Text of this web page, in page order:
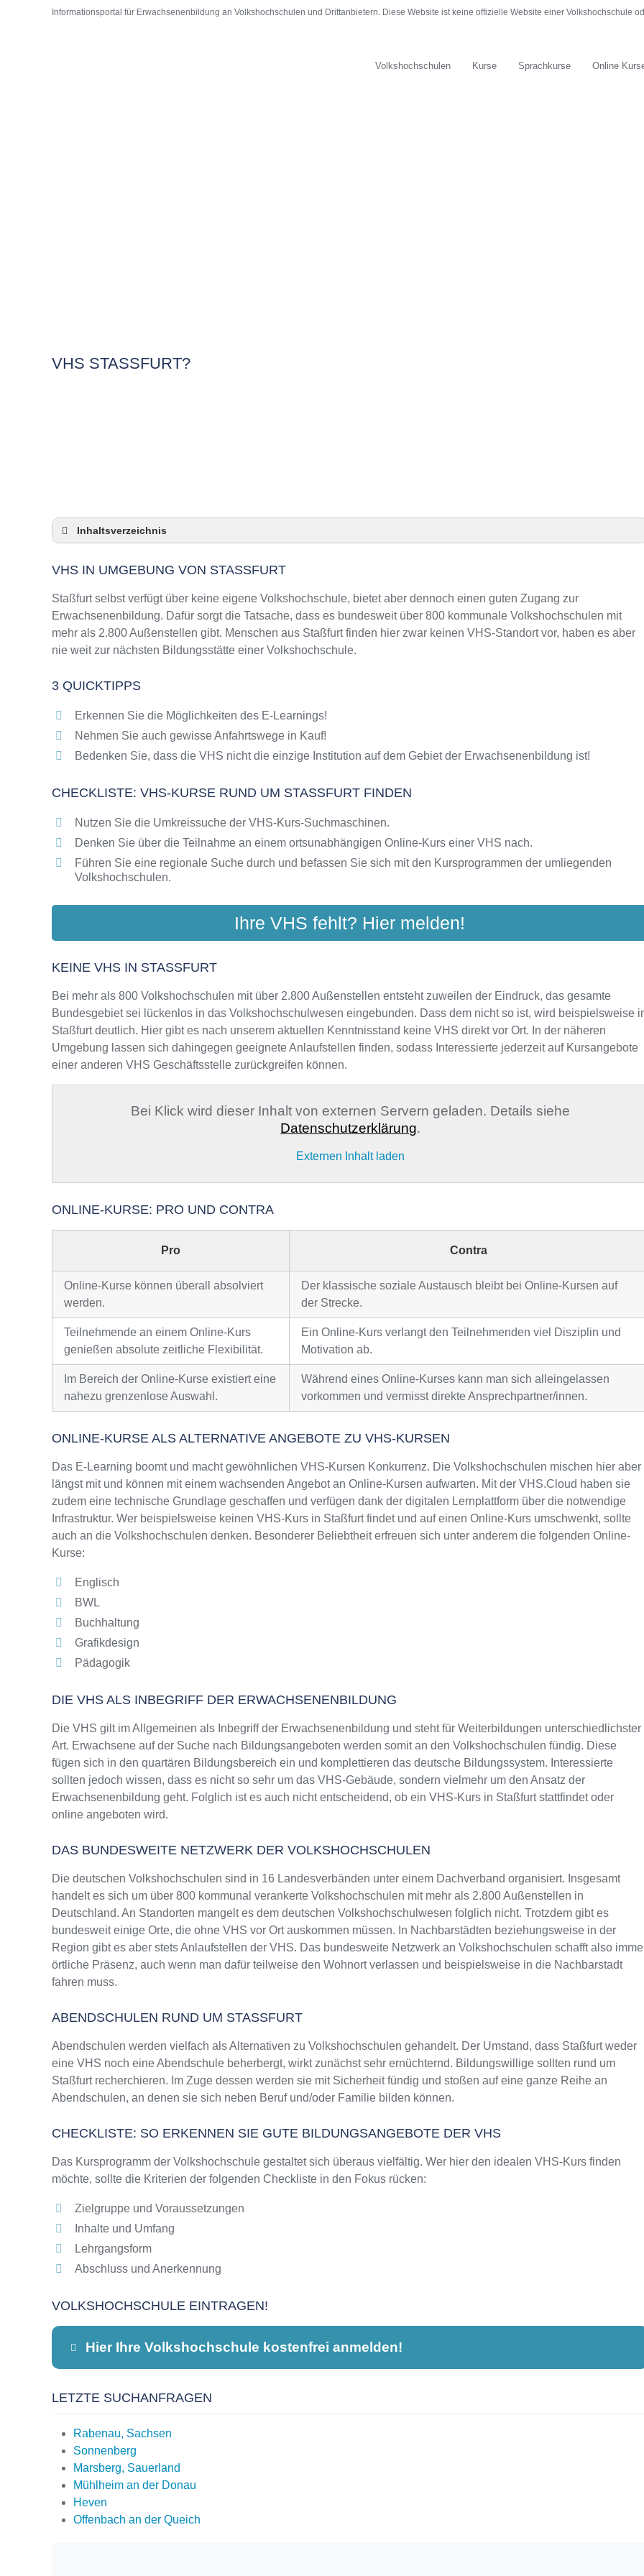
Informationsportal für Erwachsenenbildung an Volkshochschulen und Drittanbietern. Diese Website ist keine offizielle Website einer Volkshochschule
Volkshochschulen Kurse Sprachkurse Online
VHS STASSFURT?
Inhaltsverzeichnis
3 Quicktipps
Checkliste: VHS-Kurse rund um Staßfurt finden
Keine VHS in Staßfurt
Online-Kurse: Pro und Contra
Online-Kurse als alternative Angebote zu VHS-Kursen
Das bundesweite Netzwerk der Volkshochschulen
Abendschulen rund um Staßfurt
Checkliste: So erkennen Sie gute Bildungsangebote der VHS
VHS IN UMGEBUNG VON STASSFURT
Staßfurt selbst verfügt über keine eigene Volkshochschule, bietet aber dennoch einen guten Zugang zur
Erwachsenenbildung. Dafür sorgt die Tatsache, dass es bundesweit über 800 kommunale Volkshochschulen mit
mehr als 2.800 Außenstellen gibt. Menschen aus Staßfurt finden hier zwar keinen VHS-Standort vor, haben es aber
nie weit zur nächsten Bildungsstätte einer Volkshochschule.
3 QUICKTIPPS
Erkennen Sie die Möglichkeiten des E-Learnings!
Nehmen Sie auch gewisse Anfahrtswege in Kauf!
Bedenken Sie, dass die VHS nicht die einzige Institution auf dem Gebiet der Erwachsenenbildung ist!
CHECKLISTE: VHS-KURSE RUND UM STASSFURT FINDEN
Nutzen Sie die Umkreissuche der VHS-Kurs-Suchmaschinen.
Denken Sie über die Teilnahme an einem ortsunabhängigen Online-Kurs einer VHS nach.
Führen Sie eine regionale Suche durch und befassen Sie sich mit den Kursprogrammen der umliegenden
Volkshochschulen.
Ihre VHS fehlt? Hier melden!
KEINE VHS IN STASSFURT
Bei mehr als 800 Volkshochschulen mit über 2.800 Außenstellen entsteht zuweilen der Eindruck, das gesamte
Bundesgebiet sei lückenlos in das Volkshochschulwesen eingebunden. Dass dem nicht so ist, wird beispielsweise
Staßfurt deutlich. Hier gibt es nach unserem aktuellen Kenntnisstand keine VHS direkt vor Ort. In der näheren
Umgebung lassen sich dahingegen geeignete Anlaufstellen finden, sodass Interessierte jederzeit auf Kursangebote
einer anderen VHS Geschäftsstelle zurückgreifen können.
Bei Klick wird dieser Inhalt von externen Servern geladen. Details siehe
Datenschutzerklärung.
Externen Inhalt laden
ONLINE-KURSE: PRO UND CONTRA
Pro Contra
Online-Kurse können überall absolviert
werden.
Der klassische soziale Austausch bleibt bei Online-Kursen auf
der Strecke.
Teilnehmende an einem Online-Kurs
genießen absolute zeitliche Flexibilität.
Ein Online-Kurs verlangt den Teilnehmenden viel Disziplin und
Motivation ab.
Im Bereich der Online-Kurse existiert eine
nahezu grenzenlose Auswahl.
Während eines Online-Kurses kann man sich alleingelassen
vorkommen und vermisst direkte Ansprechpartner/innen.
ONLINE-KURSE ALS ALTERNATIVE ANGEBOTE ZU VHS-KURSEN
Das E-Learning boomt und macht gewöhnlichen VHS-Kursen Konkurrenz. Die Volkshochschulen mischen hier aber
längst mit und können mit einem wachsenden Angebot an Online-Kursen aufwarten. Mit der VHS.Cloud haben sie
zudem eine technische Grundlage geschaffen und verfügen dank der digitalen Lernplattform über die notwendige
Infrastruktur. Wer beispielsweise keinen VHS-Kurs in Staßfurt findet und auf einen Online-Kurs umschwenkt, sollte
auch an die Volkshochschulen denken. Besonderer Beliebtheit erfreuen sich unter anderem die folgenden Online-
Kurse:
Englisch
BWL
Buchhaltung
Grafikdesign
Pädagogik
DIE VHS ALS INBEGRIFF DER ERWACHSENENBILDUNG
Die VHS gilt im Allgemeinen als Inbegriff der Erwachsenenbildung und steht für Weiterbildungen unterschiedlichster
Art. Erwachsene auf der Suche nach Bildungsangeboten werden somit an den Volkshochschulen fündig. Diese
fügen sich in den quartären Bildungsbereich ein und komplettieren das deutsche Bildungssystem. Interessierte
sollten jedoch wissen, dass es nicht so sehr um das VHS-Gebäude, sondern vielmehr um den Ansatz der
Erwachsenenbildung geht. Folglich ist es auch nicht entscheidend, ob ein VHS-Kurs in Staßfurt stattfindet oder
online angeboten wird.
DAS BUNDESWEITE NETZWERK DER VOLKSHOCHSCHULEN
Die deutschen Volkshochschulen sind in 16 Landesverbänden unter einem Dachverband organisiert. Insgesamt
handelt es sich um über 800 kommunal verankerte Volkshochschulen mit mehr als 2.800 Außenstellen in
Deutschland. An Standorten mangelt es dem deutschen Volkshochschulwesen folglich nicht. Trotzdem gibt es
bundesweit einige Orte, die ohne VHS vor Ort auskommen müssen. In Nachbarstädten beziehungsweise in der
Region gibt es aber stets Anlaufstellen der VHS. Das bundesweite Netzwerk an Volkshochschulen schafft also
örtliche Präsenz, auch wenn man dafür teilweise den Wohnort verlassen und beispielsweise in die Nachbarstadt
fahren muss.
ABENDSCHULEN RUND UM STASSFURT
Abendschulen werden vielfach als Alternativen zu Volkshochschulen gehandelt. Der Umstand, dass Staßfurt weder
eine VHS noch eine Abendschule beherbergt, wirkt zunächst sehr ernüchternd. Bildungswillige sollten rund um
Staßfurt recherchieren. Im Zuge dessen werden sie mit Sicherheit fündig und stoßen auf eine ganze Reihe an
Abendschulen, an denen sie sich neben Beruf und/oder Familie bilden können.
CHECKLISTE: SO ERKENNEN SIE GUTE BILDUNGSANGEBOTE DER VHS
Das Kursprogramm der Volkshochschule gestaltet sich überaus vielfältig. Wer hier den idealen VHS-Kurs finden
möchte, sollte die Kriterien der folgenden Checkliste in den Fokus rücken:
Zielgruppe und Voraussetzungen
Inhalte und Umfang
Lehrgangsform
Abschluss und Anerkennung
VOLKSHOCHSCHULE EINTRAGEN!
Hier Ihre Volkshochschule kostenfrei anmelden!
Name
LETZTE SUCHANFRAGEN
Rabenau, Sachsen
Sonnenberg
Marsberg, Sauerland
Mühlheim an der Donau
Heven
Offenbach an der Queich